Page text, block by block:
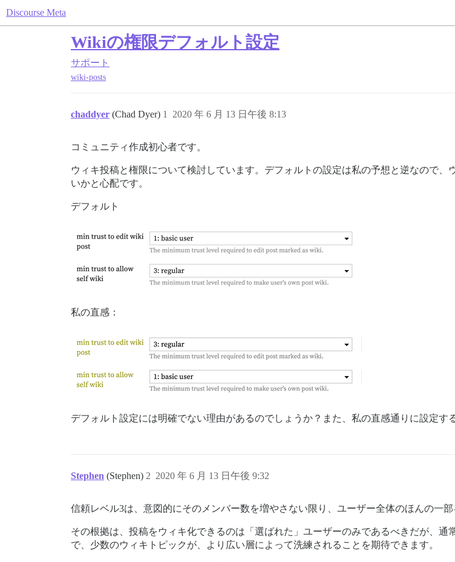
Discourse Meta
Wikiの権限デフォルト設定
サポート
wiki-posts
chaddyer (Chad Dyer) 2020 年 6 月 13 日午後 8:13
1
コミュニティ作成初心者です。
ウィキ投稿と権限について検討しています。デフォルトの設定は私の予想と逆なので
いかと心配です。
デフォルト
私の直感：
デフォルト設定には明確でない理由があるのでしょうか？また、私の直感通りに設定す
Stephen (Stephen) 2020 年 6 月 13 日午後 9:32
2
信頼レベル3は、意図的にそのメンバー数を増やさない限り、ユーザー全体のほんの一部
その根拠は、投稿をウィキ化できるのは「選ばれた」ユーザーのみであるべきだが、
で、少数のウィキトピックが、より広い層によって洗練されることを期待できます。